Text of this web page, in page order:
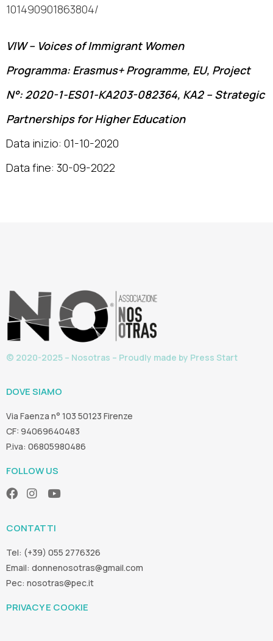
101490901863804/
VIW – Voices of Immigrant Women
Programma: Erasmus+ Programme, EU, Project
N°: 2020-1-ES01-KA203-082364, KA2 – Strategic
Partnerships for Higher Education
Data inizio: 01-10-2020
Data fine: 30-09-2022
© 2020-2025 – Nosotras – Proudly made by Press Start
DOVE SIAMO
Via Faenza n° 103 50123 Firenze
CF: 94069640483
P.iva: 06805980486
FOLLOW US
CONTATTI
Tel: (+39) 055 2776326
Email: donnenosotras@gmail.com
Pec: nosotras@pec.it
PRIVACY E COOKIE